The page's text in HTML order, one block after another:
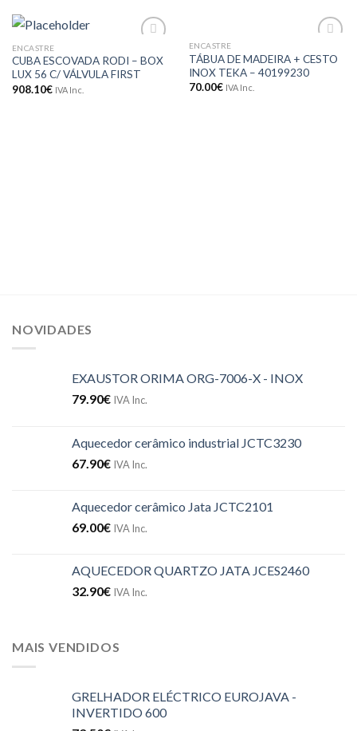
aos meus
desejos
ENCASTRE
CUBA ESCOVADA RODI – BOX
LUX 56 C/ VÁLVULA FIRST
908.10€ IVA Inc.
aos meus
desejos
ENCASTRE
TÁBUA DE MADEIRA + CESTO
INOX TEKA – 40199230
70.00€ IVA Inc.
NOVIDADES
EXAUSTOR ORIMA ORG-7006-X - INOX
79.90€ IVA Inc.
Aquecedor cerâmico industrial JCTC3230
67.90€ IVA Inc.
Aquecedor cerâmico Jata JCTC2101
69.00€ IVA Inc.
AQUECEDOR QUARTZO JATA JCES2460
32.90€ IVA Inc.
MAIS VENDIDOS
GRELHADOR ELÉCTRICO EUROJAVA -
INVERTIDO 600